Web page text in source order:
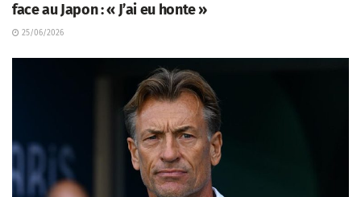
face au Japon : « J’ai eu honte »
25/06/2026